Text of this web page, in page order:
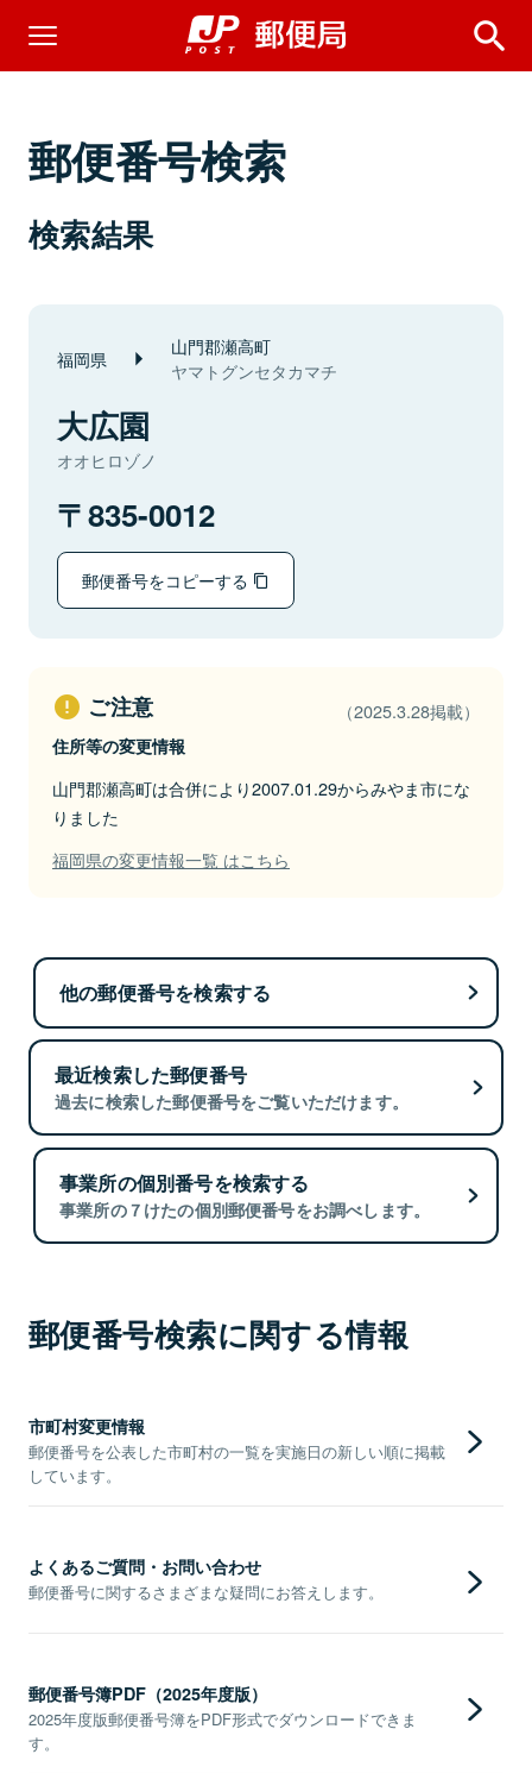
郵便番号検索
検索結果
福岡県 山門郡瀬高町
ヤマトグンセタカマチ
大広園
オオヒロゾノ
835-0012
郵便番号をコピーする
ご注意 （2025.3.28掲載）
住所等の変更情報
山門郡瀬高町は合併により2007.01.29からみやま市にな
りました
福岡県の変更情報一覧 はこちら
他の郵便番号を検索する
最近検索した郵便番号
過去に検索した郵便番号をご覧いただけます。
事業所の個別番号を検索する
事業所の７けたの個別郵便番号をお調べします。
郵便番号検索に関する情報
市町村変更情報
郵便番号を公表した市町村の一覧を実施日の新しい順に掲載
しています。
よくあるご質問・お問い合わせ
郵便番号に関するさまざまな疑問にお答えします。
郵便番号簿PDF（2025年度版）
2025年度版郵便番号簿をPDF形式でダウンロードできま
す。